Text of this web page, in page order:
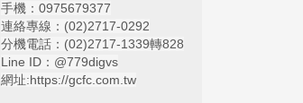
手機：0975679377
連絡專線：(02)2717-0292
分機電話：(02)2717-1339轉828
Line ID：@779digvs
網址:https://gcfc.com.tw